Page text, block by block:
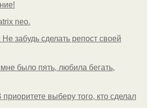
neo.
забудь сделать репост своей
было пять, любила бегать,
выберу того, кто сделал